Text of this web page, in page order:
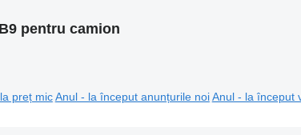
pentru camion
preț mic Anul - la început anunțurile noi Anul - la început